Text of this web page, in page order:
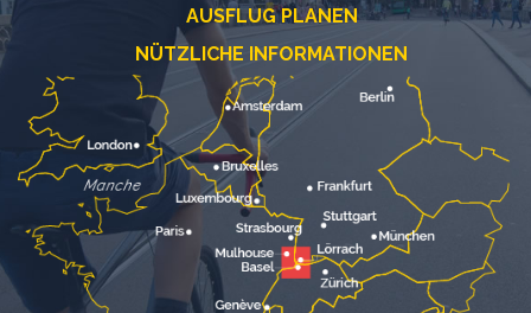
AUSFLUG PLANEN
NÜTZLICHE INFORMATIONEN